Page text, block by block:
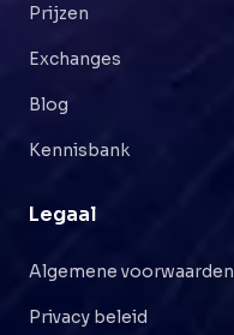
Prijzen
Exchanges
Blog
Kennisbank
Legaal
Algemene voorwaarden
Privacy beleid